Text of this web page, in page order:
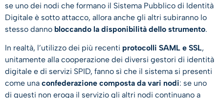
se uno dei nodi che formano il Sistema Pubblico di Identità
Digitale è sotto attacco, allora anche gli altri subiranno lo
stesso danno bloccando la disponibilità dello strumento.
In realtà, l’utilizzo dei più recenti protocolli SAML e SSL,
unitamente alla cooperazione dei diversi gestori di identità
digitale e di servizi SPID, fanno sì che il sistema si presenti
come una confederazione composta da vari nodi: se uno
di questi non eroga il servizio gli altri nodi continuano a